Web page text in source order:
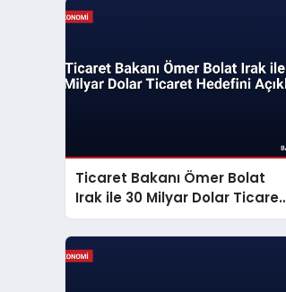
Ticaret Bakanı Ömer Bolat
Irak ile 30 Milyar Dolar Ticaret
Hedefini Açıkladı